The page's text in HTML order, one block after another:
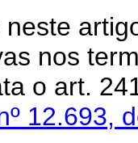
nos
o
12.693,